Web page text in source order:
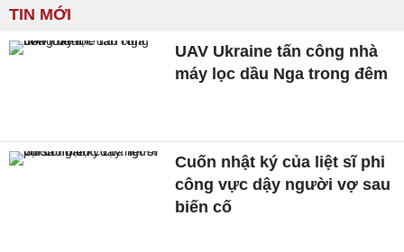
TIN MỚI
UAV Ukraine tấn công nhà
máy lọc dầu Nga trong đêm
Cuốn nhật ký của liệt sĩ phi
công vực dậy người vợ sau
biến cố